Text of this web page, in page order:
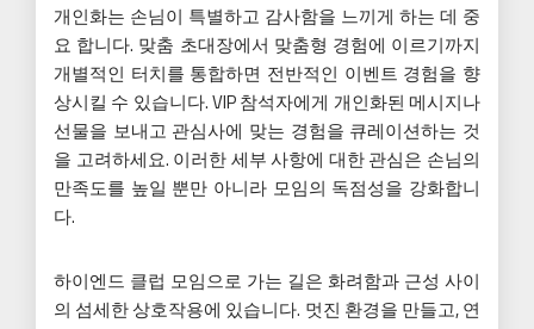
개인화는 손님이 특별하고 감사함을 느끼게 하는 데 중
요 합니다. 맞춤 초대장에서 맞춤형 경험에 이르기까지
개별적인 터치를 통합하면 전반적인 이벤트 경험을 향
상시킬 수 있습니다. VIP 참석자에게 개인화된 메시지나
선물을 보내고 관심사에 맞는 경험을 큐레이션하는 것
을 고려하세요. 이러한 세부 사항에 대한 관심은 손님의
만족도를 높일 뿐만 아니라 모임의 독점성을 강화합니
다.
하이엔드 클럽 모임으로 가는 길은 화려함과 근성 사이
의 섬세한 상호작용에 있습니다. 멋진 환경을 만들고, 연